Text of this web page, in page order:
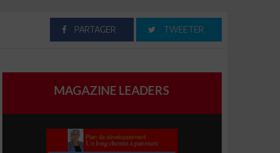
PARTAGER TWEETER
MAGAZINE LEADERS